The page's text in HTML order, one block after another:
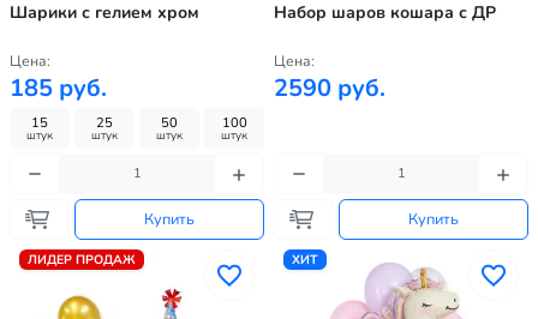
Шарики с гелием хром
Цена:
185 руб.
15
штук
25
штук
50
штук
100
штук
Купить
Набор шаров кошара с ДР
Цена:
2590 руб.
Купить
ЛИДЕР ПРОДАЖ ХИТ